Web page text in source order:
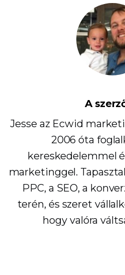
A
Jesse az Ecwid
2006 óta
kereskedelemmel
marketinggel.
PPC, a SEO, a
terén, és szeret
hogy valóra